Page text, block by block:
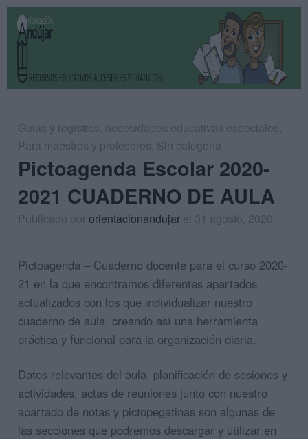
Guias y registros, necesidades educativas especiales,
Para maestros y profesores, Sin categoría
Pictoagenda Escolar 2020-
2021 CUADERNO DE AULA
Publicado pororientacionandujar el 31 agosto, 2020
Pictoagenda – Cuaderno docente para el curso 2020-
21 en la que encontramos diferentes apartados
actualizados con los que individualizar nuestro
cuaderno de aula, creando así una herramienta
práctica y funcional para la organización diaria.
Datos relevantes del aula, planificación de sesiones y
actividades, actas de reuniones junto con nuestro
apartado de notas y pictopegatinas son algunas de
las secciones que podremos descargar y utilizar en